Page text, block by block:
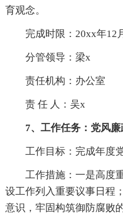
育观念。
完成时限：20xx年12
分管领导：梁x
责任机构：办公室
责 任 人：吴x
7、工作任务：党风
工作目标：完成年度
工作措施：一是高度
设工作列入重要议事日程
意识，牢固构筑御防腐败